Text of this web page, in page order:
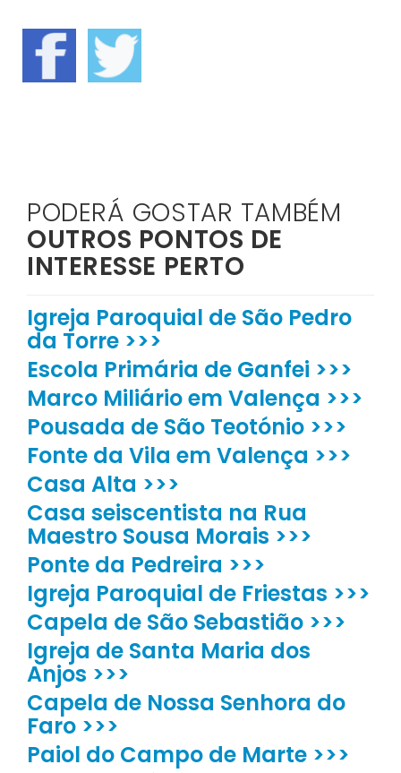
PODERÁ GOSTAR TAMBÉM
OUTROS PONTOS DE
INTERESSE PERTO
Igreja Paroquial de São Pedro
da Torre >>>
Escola Primária de Ganfei >>>
Marco Miliário em Valença >>>
Pousada de São Teotónio >>>
Fonte da Vila em Valença >>>
Casa Alta >>>
Casa seiscentista na Rua
Maestro Sousa Morais >>>
Ponte da Pedreira >>>
Igreja Paroquial de Friestas >>>
Capela de São Sebastião >>>
Igreja de Santa Maria dos
Anjos >>>
Capela de Nossa Senhora do
Faro >>>
Paiol do Campo de Marte >>>